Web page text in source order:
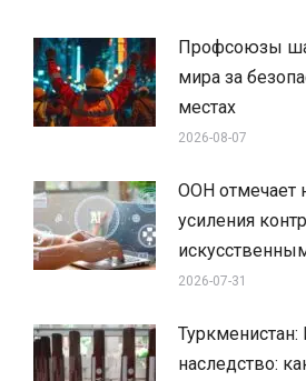
Профсоюзы
мира за
местах
2026-08-07
ООН отмечает
усиления
2026-07-31
наследство: